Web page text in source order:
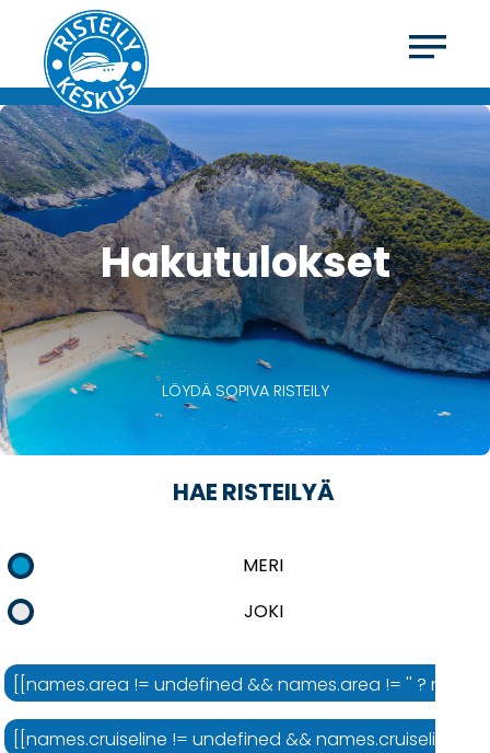
Hakutulokset
LÖYDÄ SOPIVA RISTEILY
HAE RISTEILYÄ
MERI
JOKI
[[names.area != undefined && names.area != '' ?
[[names.cruiseline != undefined && names.cruiseline